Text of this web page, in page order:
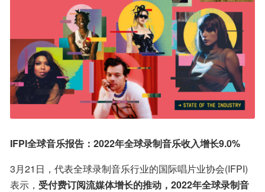
IFPI全球音乐报告：2022年全球录制音乐收入增长9.0%
3月21日，代表全球录制音乐行业的国际唱片业协会(IFPI)
表示， 受付费订阅流媒体增长的推动，2022年全球录制音